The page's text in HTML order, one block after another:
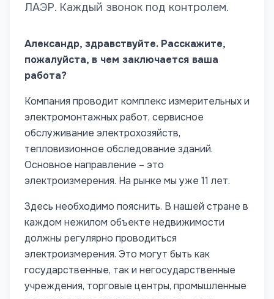
ЛАЭР. Каждый звонок под контролем.
Александр, здравствуйте. Расскажите,
пожалуйста, в чем заключается ваша
работа?
Компания проводит комплекс измерительных и
электромонтажных работ, сервисное
обслуживание электрохозяйств,
тепловизионное обследование зданий.
Основное направление – это
электроизмерения. На рынке мы уже 11 лет.
Здесь необходимо пояснить. В нашей стране в
каждом нежилом объекте недвижимости
должны регулярно проводиться
электроизмерения. Это могут быть как
государственные, так и негосударственные
учреждения, торговые центры, промышленные